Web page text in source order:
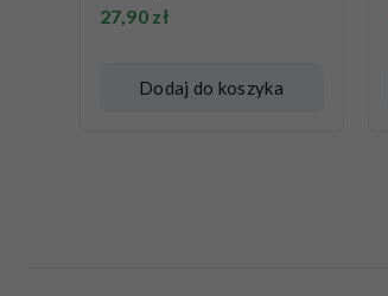
27,90 zł
Dodaj do koszyka